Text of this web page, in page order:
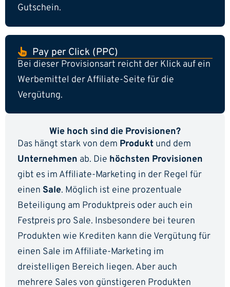
Gutschein.
Pay per Click (PPC)
Bei dieser Provisionsart reicht der Klick auf ein
Werbemittel der Affiliate-Seite für die
Vergütung.
Wie hoch sind die Provisionen?
Das hängt stark von dem Produkt und dem
Unternehmen ab. Die höchsten Provisionen
gibt es im Affiliate-Marketing in der Regel für
einen Sale. Möglich ist eine prozentuale
Beteiligung am Produktpreis oder auch ein
Festpreis pro Sale. Insbesondere bei teuren
Produkten wie Krediten kann die Vergütung für
einen Sale im Affiliate-Marketing im
dreistelligen Bereich liegen. Aber auch
mehrere Sales von günstigeren Produkten